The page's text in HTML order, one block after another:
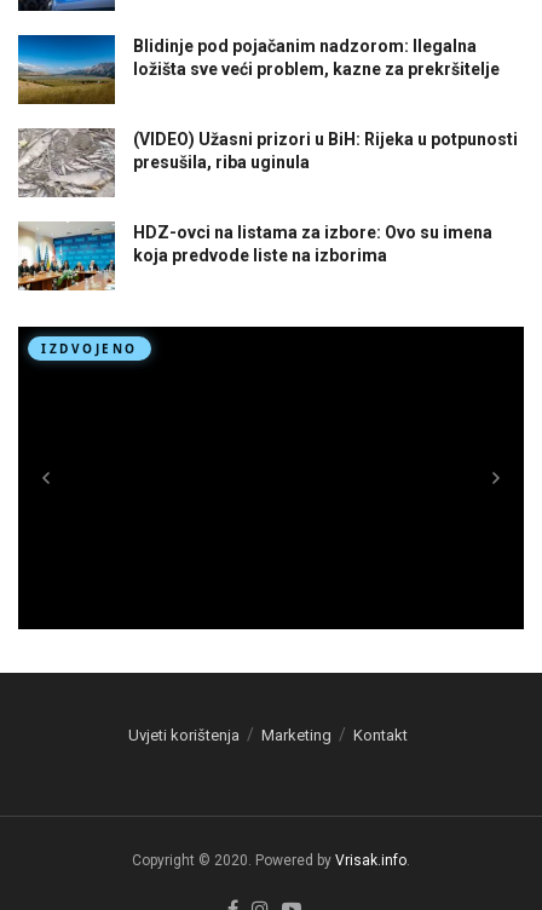
Blidinje pod pojačanim nadzorom: Ilegalna
ložišta sve veći problem, kazne za prekršitelje
(VIDEO) Užasni prizori u BiH: Rijeka u potpunosti
presušila, riba uginula
HDZ-ovci na listama za izbore: Ovo su imena
koja predvode liste na izborima
Uvjeti korištenja Marketing Kontakt
Copyright © 2020. Powered by Vrisak.info.